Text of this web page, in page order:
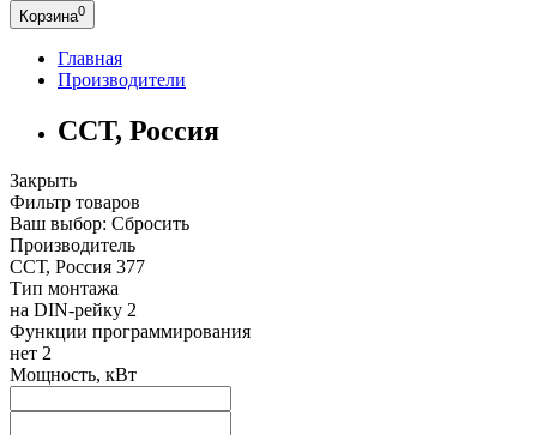
Корзина0
Главная
Производители
ССТ, Россия
Закрыть
Фильтр товаров
Ваш выбор: Сбросить
Производитель
ССТ, Россия 377
Тип монтажа
на DIN-рейку 2
Функции программирования
нет 2
Мощность, кВт